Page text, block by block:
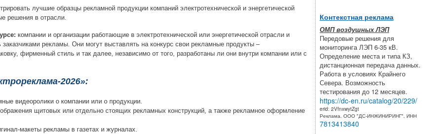
лучшие образцы рекламной продукции компаний электротехнической и энергетической
решения в отрасли.
компании и организации работающие в электротехнической или энергетической отрасли и
рекламы. Они могут выставлять на конкурс свои рекламные продукты –
фирменный стиль и так далее, независимо от того, разработаны ли они внутри компании или с
2026»:
видеоролики о компании или о продукции.
щитовых или отдельно стоящих рекламных конструкций, а также рекламное оформление
макеты рекламы в газетах и журналах.
Контекстная реклама
ОМП воздушных ЛЭП
Передовые решения для
мониторинга ЛЭП 6-35 кВ.
Определение места и типа КЗ,
дистанционная передача данных.
Работа в условиях Крайнего
Севера. Возможность
тестирования до 12 месяцев.
https://dc-en.ru/catalog/20/229/
erid: 2VfnxwytZgt
Реклама. ООО "ДС-ИНЖИНИРИНГ". ИНН
7813413840